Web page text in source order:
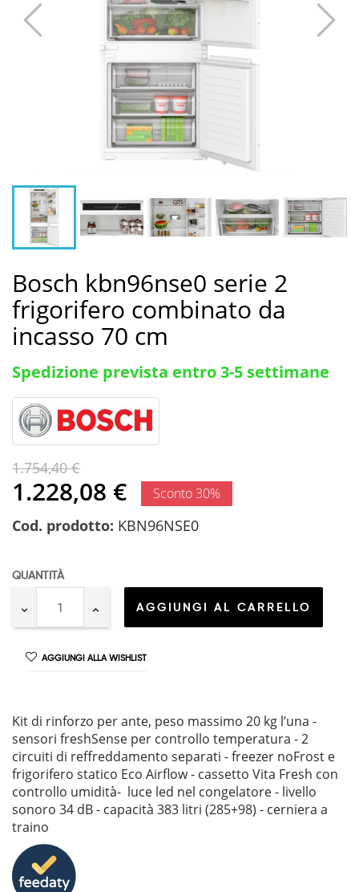
Bosch kbn96nse0 serie 2
frigorifero combinato da
incasso 70 cm
Spedizione prevista entro 3-5 settimane
1.754,40 €
1.228,08 € Sconto 30%
Cod. prodotto: KBN96NSE0
QUANTITÀ
AGGIUNGI AL CARRELLO
AGGIUNGI ALLA WISHLIST
Kit di rinforzo per ante, peso massimo 20 kg l’una -
sensori freshSense per controllo temperatura - 2
circuiti di reffreddamento separati - freezer noFrost e
frigorifero statico Eco Airflow - cassetto Vita Fresh con
controllo umidità- luce led nel congelatore - livello
sonoro 34 dB - capacità 383 litri (285+98) - cerniera a
traino